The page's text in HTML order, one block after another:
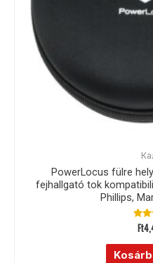
PowerLocus fülre
fejhallgató tok
Phillips,
Ft